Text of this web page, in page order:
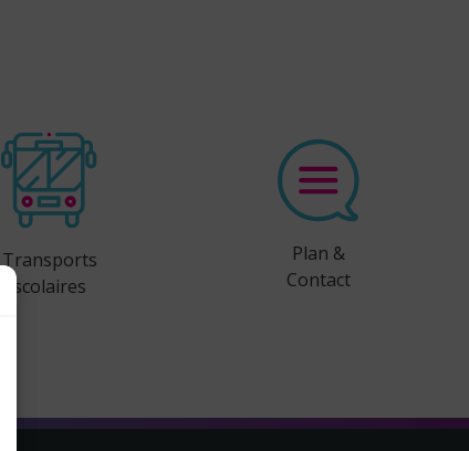
Transports
scolaires
Plan &
Contact